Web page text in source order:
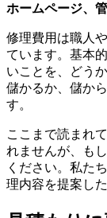
ホームページ、
修理費用は職人
ています。基本
いことを、どう
儲かるか、儲か
す。
ここまで読まれ
れませんが、も
ください。私た
理内容を提案し